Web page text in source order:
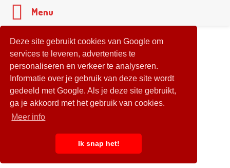
Deze site gebruikt cookies van Google om
services te leveren, advertenties te
personaliseren en verkeer te analyseren.
Informatie over je gebruik van deze site wordt
gedeeld met Google. Als je deze site gebruikt,
ga je akkoord met het gebruik van cookies.
Meer info
Ik snap het!
Menu